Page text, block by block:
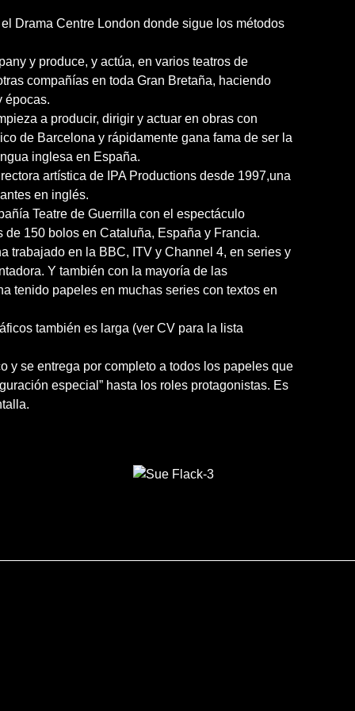
Drama Centre London donde sigue los métodos
y produce, y actúa, en varios teatros de
compañías en toda Gran Bretaña, haciendo
épocas.
a producir, dirigir y actuar en obras con
de Barcelona y rápidamente gana fama de ser la
inglesa en España.
artística de IPA Productions desde 1997,una
en inglés.
Teatre de Guerrilla con el espectáculo
de 150 bolos en Cataluña, España y Francia.
trabajado en la BBC, ITV y Channel 4, en series y
Y también con la mayoría de las
tenido papeles en muchas series con textos en
también es larga (ver CV para la lista
y se entrega por completo a todos los papeles que
especial” hasta los roles protagonistas. Es